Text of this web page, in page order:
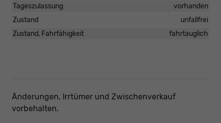
Tageszulassung
vorhanden
Zustand
unfallfrei
Zustand, Fahrfähigkeit
fahrtauglich
Änderungen, Irrtümer und Zwischenverkauf
vorbehalten.